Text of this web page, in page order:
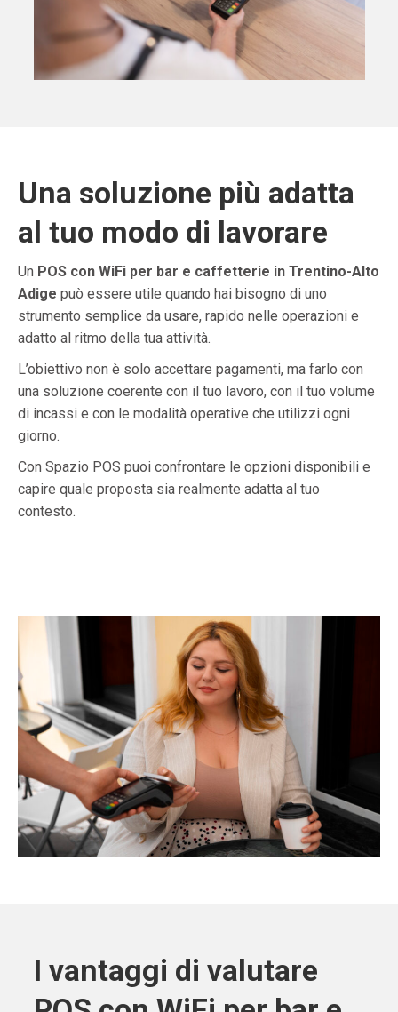
Una soluzione più adatta
al tuo modo di lavorare
Un POS con WiFi per bar e caffetterie in Trentino-Alto
Adige può essere utile quando hai bisogno di uno
strumento semplice da usare, rapido nelle operazioni e
adatto al ritmo della tua attività.
L’obiettivo non è solo accettare pagamenti, ma farlo con
una soluzione coerente con il tuo lavoro, con il tuo volume
di incassi e con le modalità operative che utilizzi ogni
giorno.
Con Spazio POS puoi confrontare le opzioni disponibili e
capire quale proposta sia realmente adatta al tuo
contesto.
I vantaggi di valutare